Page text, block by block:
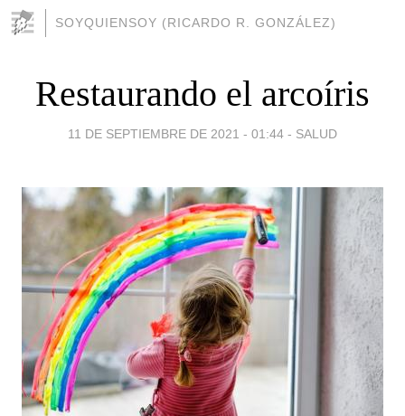
SOYQUIENSOY (RICARDO R. GONZÁLEZ)
Restaurando el arcoíris
11 DE SEPTIEMBRE DE 2021 - 01:44 - SALUD